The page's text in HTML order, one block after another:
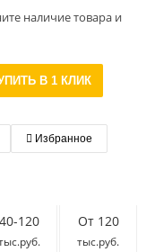
наличие товара и
В 1 КЛИК
Избранное
40-120 От 120
тыс.руб.